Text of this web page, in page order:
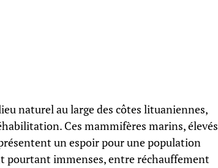
naturel au large des côtes lituaniennes,
Ces mammifères marins, élevés
un espoir pour une population
pourtant immenses, entre réchauffement